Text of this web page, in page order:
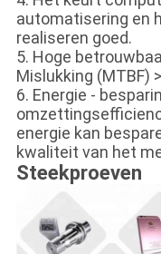
automatisering en
realiseren goed.
5. Hoge
Mislukking (MTBF)
6. Energie -
energie kan
kwaliteit van het
Steekproeven